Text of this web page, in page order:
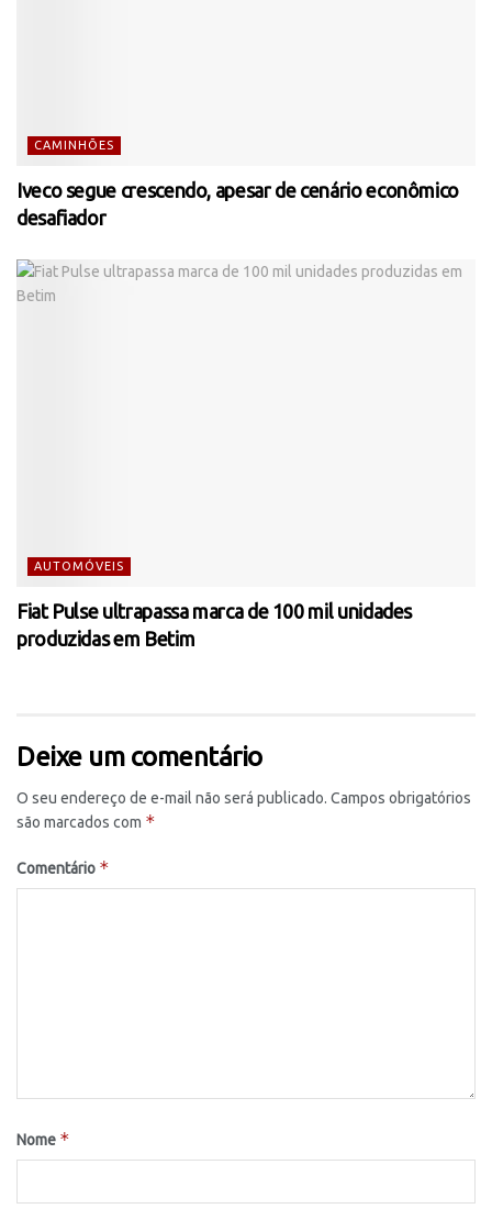
CAMINHÕES
Iveco segue crescendo, apesar de cenário econômico
desafiador
AUTOMÓVEIS
Fiat Pulse ultrapassa marca de 100 mil unidades
produzidas em Betim
Deixe um comentário
O seu endereço de e-mail não será publicado. Campos obrigatórios
são marcados com *
Comentário *
Nome *